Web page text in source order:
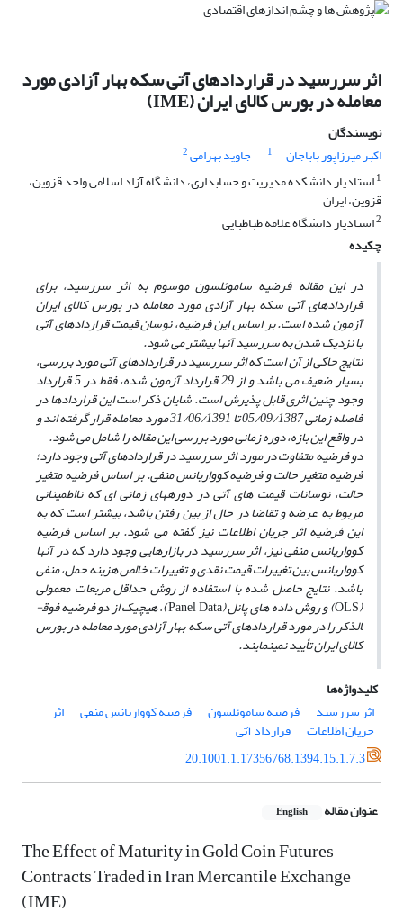
اثر سررسید در قراردادهای آتی سکه بهار آزادی مورد
معامله در بورس کالای ایران (IME)
نویسندگان
اکبر میرزاپور باباجان
1 جاوید بهرامی2
1استادیار دانشکده مدیریت و حسابداری، دانشگاه آزاد اسلامی واحد قزوین،
قزوین، ایران
2استادیار دانشگاه علامه طباطبایی
چکیده
در این مقاله فرضیه ساموئلسون موسوم به اثر سررسید، برای
قراردادهای آتی سکه بهار آزادی مورد معامله در بورس کالای ایران
آزمون شده است. بر اساس این فرضیه، نوسان قیمت قراردادهای آتی
با نزدیک شدن به سررسید آنها بیشتر می شود.
نتایج حاکی از آن است که اثر سررسید در قراردادهای آتی مورد بررسی،
بسیار ضعیف می باشد و از 29 قرارداد آزمون شده، فقط در 5 قرارداد
وجود چنین اثری قابل پذیرش است. شایان ذکر است این قراردادها در
فاصله زمانی 05/09/1387 تا 31/06/1391 مورد معامله قرار گرفته اند و
در واقع این بازه، دوره زمانی مورد بررسی این مقاله را شامل می شود.
دو فرضیه متفاوت در مورد اثر سررسید در قراردادهای آتی وجود دارد؛
فرضیه متغیر حالت و فرضیه کوواریانس منفی. بر اساس فرضیه متغیر
حالت، نوسانات قیمت های آتی در دوره­های زمانی ای که نااطمینانی
مربوط به عرضه و تقاضا در حال از بین رفتن باشد، بیشتر است که به
این فرضیه اثر جریان اطلاعات نیز گفته می شود. بر اساس فرضیه
کوواریانس منفی نیز، اثر سررسید در بازارهایی وجود دارد که در آنها
کوواریانس بین تغییرات قیمت نقدی و تغییرات خالص هزینه حمل، منفی
باشد. نتایج حاصل شده با استفاده از روش حداقل مربعات معمولی
(
OLS) و روش داده های پانل (Panel Data)، هیچیک از دو فرضیه فوق­
الذکر را در مورد قراردادهای آتی سکه بهار آزادی مورد معامله در بورس
کالای ایران تأیید نمی­نمایند.
کلیدواژه‌ها
اثر سررسید
فرضیه ساموئلسون فرضیه کوواریانس منفی اثر
جریان اطلاعات
قرارداد آتی
20.1001.1.17356768.1394.15.1.7.3
عنوان مقاله English
The Effect of Maturity in Gold Coin Futures
Contracts Traded in Iran Mercantile Exchange
(IME)